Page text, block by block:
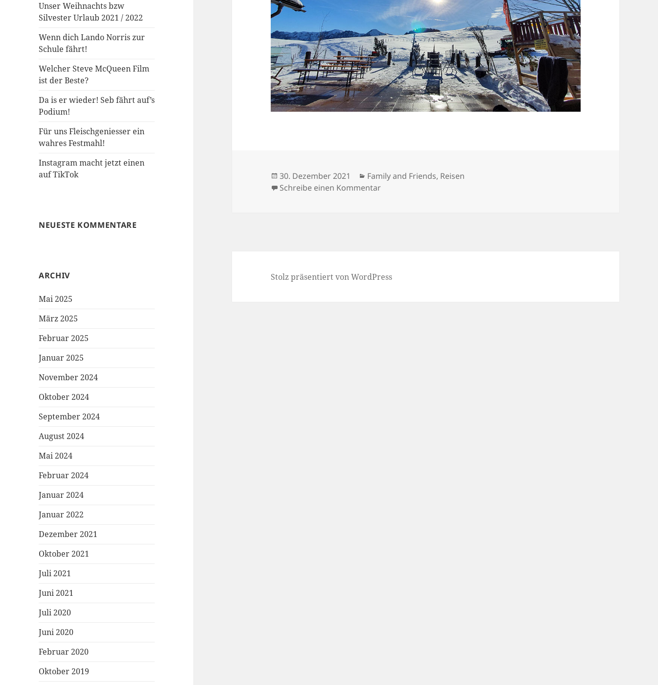
Unser Weihnachts bzw
Silvester Urlaub 2021 / 2022
Wenn dich Lando Norris zur
Schule fährt!
Welcher Steve McQueen Film
ist der Beste?
Da is er wieder! Seb fährt auf’s
Podium!
Für uns Fleischgeniesser ein
wahres Festmahl!
Instagram macht jetzt einen
auf TikTok
NEUESTE KOMMENTARE
ARCHIV
Mai 2025
März 2025
Februar 2025
Januar 2025
November 2024
Oktober 2024
September 2024
August 2024
Mai 2024
Februar 2024
Januar 2024
Januar 2022
Dezember 2021
Oktober 2021
Juli 2021
Juni 2021
Juli 2020
Juni 2020
Februar 2020
Oktober 2019
Veröffentlicht
am
30. Dezember 2021 Kategorien
Family and Friends, Reisen
Schreibe einen Kommentarzu Unser Weihnachts bzw Silvester Urlaub 2021 / 2022
Stolz präsentiert von WordPress